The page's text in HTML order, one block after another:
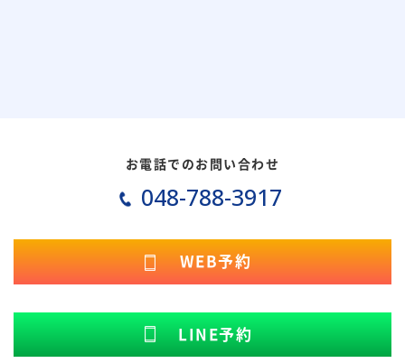
お電話でのお問い合わせ
048-788-3917
WEB予約
LINE予約